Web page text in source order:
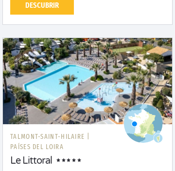
DESCUBRIR
TALMONT-SAINT-HILAIRE |
PAÍSES DEL LOIRA
Le Littoral